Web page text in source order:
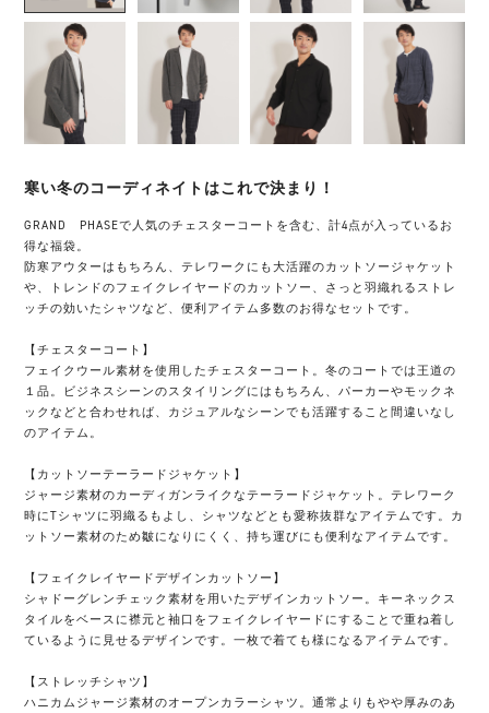
寒い冬のコーディネイトはこれで決まり！
GRAND PHASEで人気のチェスターコートを含む、計4点が入っているお
得な福袋。
防寒アウターはもちろん、テレワークにも大活躍のカットソージャケット
や、トレンドのフェイクレイヤードのカットソー、さっと羽織れるストレ
ッチの効いたシャツなど、便利アイテム多数のお得なセットです。
【チェスターコート】
フェイクウール素材を使用したチェスターコート。冬のコートでは王道の
１品。ビジネスシーンのスタイリングにはもちろん、パーカーやモックネ
ックなどと合わせれば、カジュアルなシーンでも活躍すること間違いなし
のアイテム。
【カットソーテーラードジャケット】
ジャージ素材のカーディガンライクなテーラードジャケット。テレワーク
時にTシャツに羽織るもよし、シャツなどとも愛称抜群なアイテムです。カ
ットソー素材のため皺になりにくく、持ち運びにも便利なアイテムです。
【フェイクレイヤードデザインカットソー】
シャドーグレンチェック素材を用いたデザインカットソー。キーネックス
タイルをベースに襟元と袖口をフェイクレイヤードにすることで重ね着し
ているように見せるデザインです。一枚で着ても様になるアイテムです。
【ストレッチシャツ】
ハニカムジャージ素材のオープンカラーシャツ。通常よりもやや厚みのあ